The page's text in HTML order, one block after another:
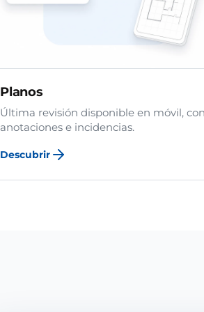
Planos
Última revisión disponible en móvil,
anotaciones e incidencias.
Descubrir